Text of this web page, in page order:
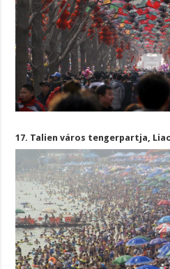
17. Talien város tengerpartja,